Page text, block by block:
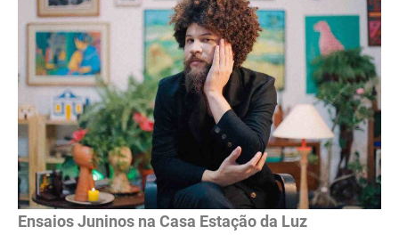
Ensaios Juninos na Casa Estação da Luz